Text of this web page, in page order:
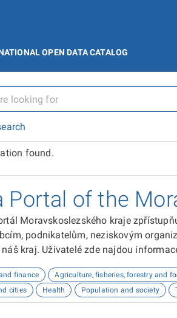
OPEN DATA CATALOG
found.
Portal of the
Moravskoslezského kraje
podnikatelům, neziskovým
kraj. Uživatelé zde najdou
finance Agriculture, fisheries, forestry and
cities
Health Population and society